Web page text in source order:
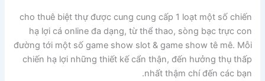
cho thuê biệt thự được cung cung cấp 1 loạt một số chiến
hạ lợi cá online đa dạng, từ thể thao, sòng bạc trực con
đường tới một số game show slot & game show tê mê. Mỗi
chiến hạ lợi những thiết kế cẩn thận, đến hưởng thụ thấp
nhất thậm chí đến các bạn.